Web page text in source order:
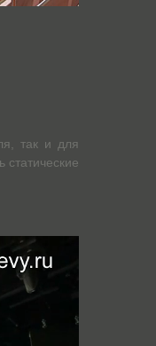
так и для
статические